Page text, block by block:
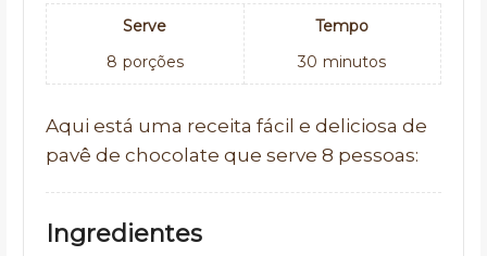
Serve
8 porções
Tempo
30 minutos
Aqui está uma receita fácil e deliciosa de
pavê de chocolate que serve 8 pessoas:
Ingredientes